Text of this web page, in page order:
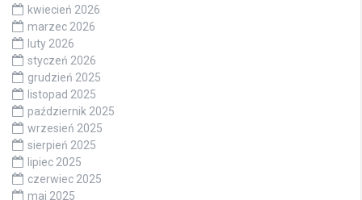
kwiecień 2026
marzec 2026
luty 2026
styczeń 2026
grudzień 2025
listopad 2025
październik 2025
wrzesień 2025
sierpień 2025
lipiec 2025
czerwiec 2025
maj 2025